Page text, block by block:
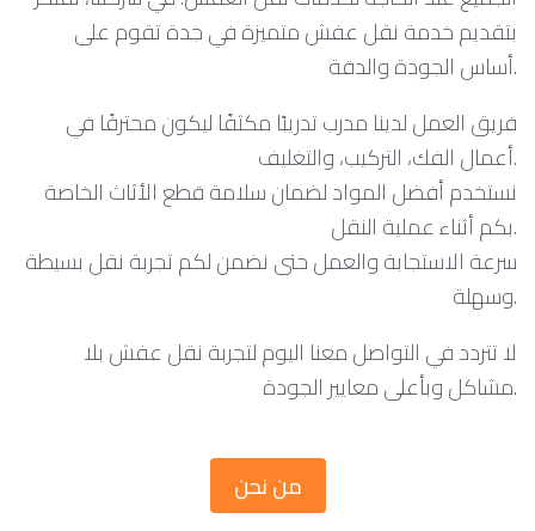
بتقديم خدمة نقل عفش متميزة في جدة تقوم على
أساس الجودة والدقة.
أعمال الفك، التركيب، والتغليف.
نستخدم أفضل المواد لضمان سلامة قطع الأثاث الخاصة
بكم أثناء عملية النقل.
سرعة الاستجابة والعمل حتى نضمن لكم تجربة نقل بسيطة
وسهلة.
لا تتردد في التواصل معنا اليوم لتجربة نقل عفش بلا
مشاكل وبأعلى معايير الجودة.
من نحن